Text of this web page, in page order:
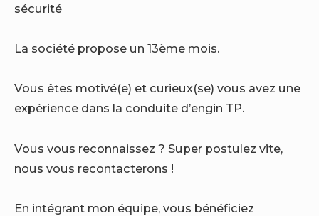
sécurité
La société propose un 13ème mois.
Vous êtes motivé(e) et curieux(se) vous avez une
expérience dans la conduite d’engin TP.
Vous vous reconnaissez ? Super postulez vite,
nous vous recontacterons !
En intégrant mon équipe, vous bénéficiez